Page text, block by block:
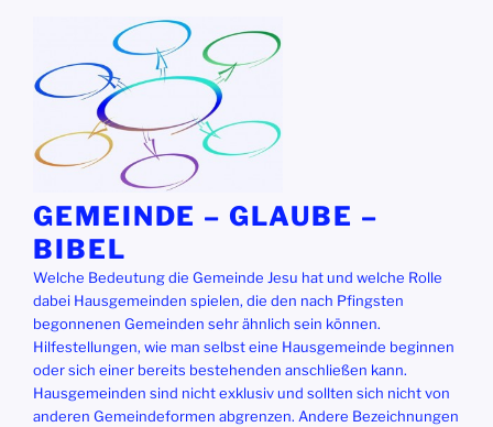
springen
GEMEINDE – GLAUBE –
BIBEL
Welche Bedeutung die Gemeinde Jesu hat und welche Rolle
dabei Hausgemeinden spielen, die den nach Pfingsten
begonnenen Gemeinden sehr ähnlich sein können.
Hilfestellungen, wie man selbst eine Hausgemeinde beginnen
oder sich einer bereits bestehenden anschließen kann.
Hausgemeinden sind nicht exklusiv und sollten sich nicht von
anderen Gemeindeformen abgrenzen. Andere Bezeichnungen